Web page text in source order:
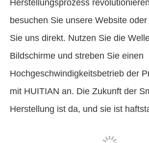
Herstellungsprozess
besuchen Sie unsere Website
Sie uns direkt. Nutzen Sie die
Bildschirme und streben Sie einen
Hochgeschwindigkeitsbetrieb der
mit HUITIAN an. Die Zukunft der
Herstellung ist da, und sie ist